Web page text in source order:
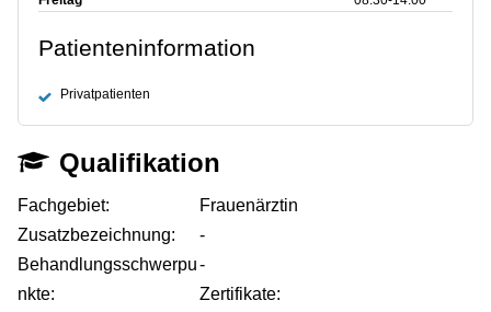
Patienteninformation
Privatpatienten
Qualifikation
Fachgebiet:
Frauenärztin
Zusatzbezeichnung:
-
Behandlungsschwerpu
nkte:
-
Zertifikate: